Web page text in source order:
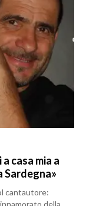
casa mia a
Sardegna»
cantautore: